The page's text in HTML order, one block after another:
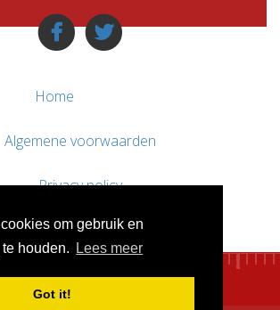
om gebruik en
houden.
Lees meer
Got it!
Home
Algemene voorwaarden
Privacy policy
Contact / Support